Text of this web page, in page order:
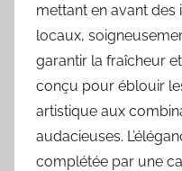
mettant en avant des
locaux,
garantir la fraîcheur
conçu pour éblouir
artistique aux
audacieuses.
complétée par une